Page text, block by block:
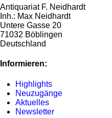
Antiquariat F. Neidhardt
Inh.: Max Neidhardt
Untere Gasse 20
71032 Böblingen
Deutschland
Informieren:
Highlights
Neuzugänge
Aktuelles
Newsletter